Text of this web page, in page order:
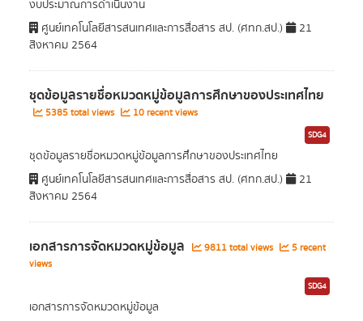
งบประมาณการดำเนินงาน
ศูนย์เทคโนโลยีสารสนเทศและการสื่อสาร สป. (ศทก.สป.)
21
สิงหาคม 2564
ชุดข้อมูลรายชื่อหมวดหมู่ข้อมูลการศึกษาของประเทศไทย
5385 total views 10 recent views
SDG4
ชุดข้อมูลรายชื่อหมวดหมู่ข้อมูลการศึกษาของประเทศไทย
ศูนย์เทคโนโลยีสารสนเทศและการสื่อสาร สป. (ศทก.สป.)
21
สิงหาคม 2564
เอกสารการจัดหมวดหมู่ข้อมูล 9811 total views
5 recent
views
SDG4
เอกสารการจัดหมวดหมู่ข้อมูล